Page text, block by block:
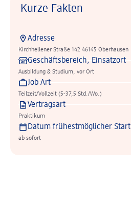
Kurze Fakten
Adresse
Kirchhellener Straße 142 46145 Oberhausen
Geschäftsbereich, Einsatzort
Ausbildung & Studium, vor Ort
Job Art
Teilzeit/Vollzeit (5-37,5 Std./Wo.)
Vertragsart
Praktikum
Datum frühestmöglicher Start
ab sofort